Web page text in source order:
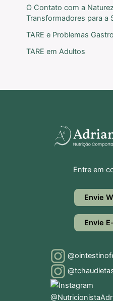
O Contato com a
Transformadores para a
TARE e Problemas
TARE em Adultos
Entre em
Envie
Envie